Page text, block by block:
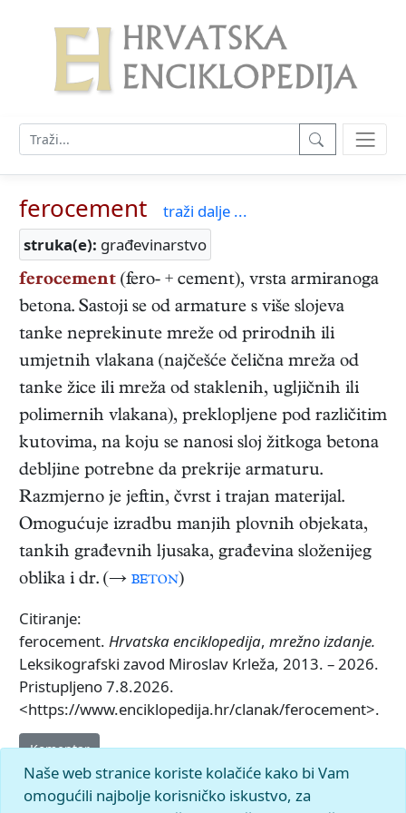
ferocement
traži dalje ...
struka(e): građevinarstvo
ferocement (fero- + cement), vrsta armiranoga
betona. Sastoji se od armature s više slojeva
tanke neprekinute mreže od prirodnih ili
umjetnih vlakana (najčešće čelična mreža od
tanke žice ili mreža od staklenih, ugljičnih ili
polimernih vlakana), preklopljene pod različitim
kutovima, na koju se nanosi sloj žitkoga betona
debljine potrebne da prekrije armaturu.
Razmjerno je jeftin, čvrst i trajan materijal.
Omogućuje izradbu manjih plovnih objekata,
tankih građevnih ljusaka, građevina složenijeg
oblika i dr. (→ beton)
Citiranje:
ferocement. Hrvatska enciklopedija, mrežno izdanje.
Leksikografski zavod Miroslav Krleža, 2013. – 2026.
Pristupljeno 7.8.2026.
<https://www.enciklopedija.hr/clanak/ferocement>.
Komentar
Naše web stranice koriste kolačiće kako bi Vam
omogućili najbolje korisničko iskustvo, za